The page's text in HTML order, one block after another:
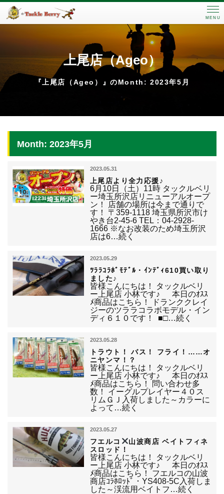
MENU
上尾店（Ageo）
『上尾店（Ageo）』のMonth: 2023年5月
Month: 2023年5月
2023.05.31
上尾店より全力応援♪
6月10日（土）11時 タックルベリ
ー埼玉所沢店リニューアルオープ
ン！ 店舗の場所は今まで通りで
す！ 〒359-1118 埼玉県所沢市け
やき台2-45-6 TEL：04-2928-
1666 ※なお改装のため埼玉所沢
店は6…続く
2023.05.29
ﾂﾗﾗｺﾗﾎﾞﾓﾃﾞﾙ・ｲﾝﾃﾞｨ610買い取り
ました♪
皆様こんにちは！ タックルベリ
ー上尾店 小林です♪ 本日のｵｽｽ
ﾒ商品はこちら！ ドランククレイ
ジーのツララコラボモデル・イン
ディ６１０です！ ■□…続く
2023.05.28
トラウト！ バス！ フライ！……オ
ニヤンマ！？
皆様こんにちは！ タックルベリ
ー上尾店 小林です♪ 本日のｵｽｽ
ﾒ商品はこちら！ 問い合わせ多
数！ イーグルプレイヤー４０ス
リムＧＪ入荷しました～カラーに
よって…続く
2023.05.27
フエルコ
山波商店 ベイトフィネ
スロッド！
皆様こんにちは！ タックルベリ
ー上尾店 小林です♪ 本日のｵｽｽ
ﾒ商品はこちら！ フエルコの山波
商店ｺﾗﾎﾛｯﾄﾞ・YS408-5C入荷しま
した～渓流用ベイトフ…続く